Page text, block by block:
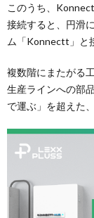
このうち、
接続すると、円滑
ム「Konnectt」と
複数階にまたがる
生産ラインへの部
で運ぶ」を超えた